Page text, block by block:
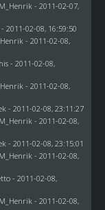
- 2011-02-07,
2011-02-08, 16:59:50
- 2011-02-08,
- 2011-02-08,
- 2011-02-08,
- 2011-02-08, 23:11:27
- 2011-02-08,
- 2011-02-08, 23:15:01
- 2011-02-08,
- 2011-02-08,
- 2011-02-08,